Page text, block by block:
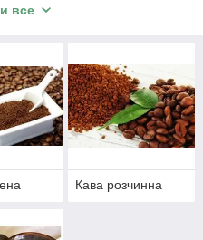
вирощена в тіні,
що допомагають
Оскільки отруйні
грунт багата
без хімічного втручання,
природний
найменування!
все
Кава розчинна